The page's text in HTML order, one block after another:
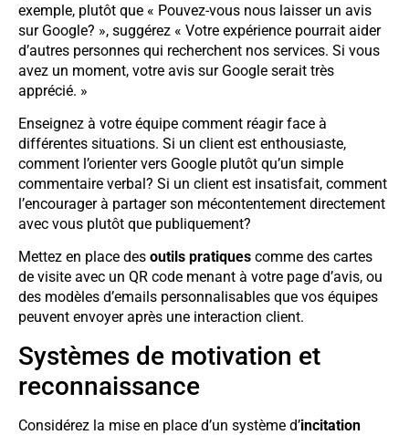
exemple, plutôt que « Pouvez-vous nous laisser un avis
sur Google? », suggérez « Votre expérience pourrait aider
d’autres personnes qui recherchent nos services. Si vous
avez un moment, votre avis sur Google serait très
apprécié. »
Enseignez à votre équipe comment réagir face à
différentes situations. Si un client est enthousiaste,
comment l’orienter vers Google plutôt qu’un simple
commentaire verbal? Si un client est insatisfait, comment
l’encourager à partager son mécontentement directement
avec vous plutôt que publiquement?
Mettez en place des outils pratiques comme des cartes
de visite avec un QR code menant à votre page d’avis, ou
des modèles d’emails personnalisables que vos équipes
peuvent envoyer après une interaction client.
Systèmes de motivation et
reconnaissance
Considérez la mise en place d’un système d’incitation